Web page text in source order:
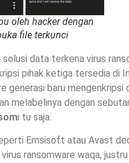
oleh hacker dengan
file terkunci
data terkena virus
pihak ketiga tersedia di
generasi baru
melabelinya dengan
i tu saja.
Emsisoft atau Avast
ransomware waqa,